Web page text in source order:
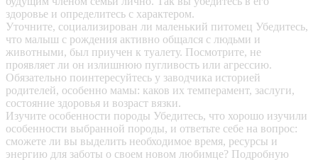
здоровье и определитесь с характером.
Уточните, социализирован ли маленький питомец Убедитесь,
что малыш с рождения активно общался с людьми и
животными, был приучен к туалету. Посмотрите, не
проявляет ли он излишнюю пугливость или агрессию.
Обязательно поинтересуйтесь у заводчика историей
родителей, особенно мамы: каков их темперамент, заслуги,
состояние здоровья и возраст вязки.
Изучите особенности породы Убедитесь, что хорошо изучили
особенности выбранной породы, и ответьте себе на вопрос:
сможете ли вы выделить необходимое время, ресурсы и
энергию для заботы о своем новом любимце? Подробную